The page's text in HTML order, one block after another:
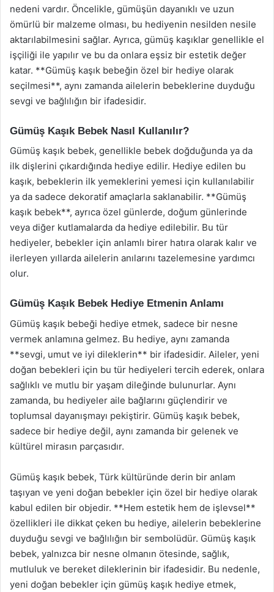
nedeni vardır. Öncelikle, gümüşün dayanıklı ve uzun
ömürlü bir malzeme olması, bu hediyenin nesilden nesile
aktarılabilmesini sağlar. Ayrıca, gümüş kaşıklar genellikle el
işçiliği ile yapılır ve bu da onlara eşsiz bir estetik değer
katar. **Gümüş kaşık bebeğin özel bir hediye olarak
seçilmesi**, aynı zamanda ailelerin bebeklerine duyduğu
sevgi ve bağlılığın bir ifadesidir.
Gümüş Kaşık Bebek Nasıl Kullanılır?
Gümüş kaşık bebek, genellikle bebek doğduğunda ya da
ilk dişlerini çıkardığında hediye edilir. Hediye edilen bu
kaşık, bebeklerin ilk yemeklerini yemesi için kullanılabilir
ya da sadece dekoratif amaçlarla saklanabilir. **Gümüş
kaşık bebek**, ayrıca özel günlerde, doğum günlerinde
veya diğer kutlamalarda da hediye edilebilir. Bu tür
hediyeler, bebekler için anlamlı birer hatıra olarak kalır ve
ilerleyen yıllarda ailelerin anılarını tazelemesine yardımcı
olur.
Gümüş Kaşık Bebek Hediye Etmenin Anlamı
Gümüş kaşık bebeği hediye etmek, sadece bir nesne
vermek anlamına gelmez. Bu hediye, aynı zamanda
**sevgi, umut ve iyi dileklerin** bir ifadesidir. Aileler, yeni
doğan bebekleri için bu tür hediyeleri tercih ederek, onlara
sağlıklı ve mutlu bir yaşam dileğinde bulunurlar. Aynı
zamanda, bu hediyeler aile bağlarını güçlendirir ve
toplumsal dayanışmayı pekiştirir. Gümüş kaşık bebek,
sadece bir hediye değil, aynı zamanda bir gelenek ve
kültürel mirasın parçasıdır.
Gümüş kaşık bebek, Türk kültüründe derin bir anlam
taşıyan ve yeni doğan bebekler için özel bir hediye olarak
kabul edilen bir objedir. **Hem estetik hem de işlevsel**
özellikleri ile dikkat çeken bu hediye, ailelerin bebeklerine
duyduğu sevgi ve bağlılığın bir sembolüdür. Gümüş kaşık
bebek, yalnızca bir nesne olmanın ötesinde, sağlık,
mutluluk ve bereket dileklerinin bir ifadesidir. Bu nedenle,
yeni doğan bebekler için gümüş kaşık hediye etmek,